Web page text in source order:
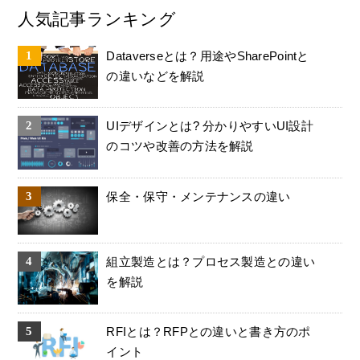
人気記事ランキング
Dataverseとは？用途やSharePointと
の違いなどを解説
UIデザインとは? 分かりやすいUI設計
のコツや改善の方法を解説
保全・保守・メンテナンスの違い
組立製造とは？プロセス製造との違い
を解説
RFIとは？RFPとの違いと書き方のポ
イント